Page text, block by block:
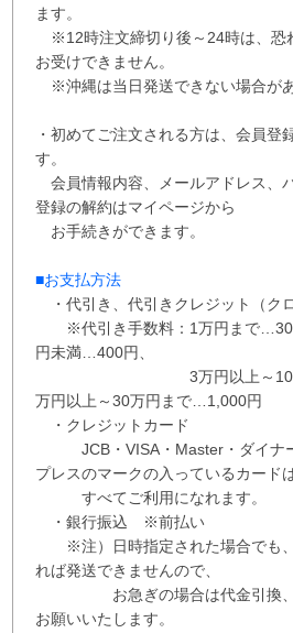
ます。
※12時注文締切り後～24時は、恐
お受けできません。
※沖縄は当日発送できない場合があ
・初めてご注文される方は、会員登
す。
会員情報内容、メールアドレス、
登録の解約はマイページから
お手続きができます。
■お支払方法
・代引き、代引きクレジット（ク
※代引き手数料： 1万円まで
円未満…400円、
3万円以上～10万円
万円以上～30万円まで…1,000円
・クレジットカード
JCB・VISA・Master・ダイナー
プレスのマークの入っているカード
すべてご利用になれます。
・銀行振込 ※前払い
※注）日時指定された場合でも
れば発送できませんので、
お急ぎの場合は代金引換、又
お願いいたします。